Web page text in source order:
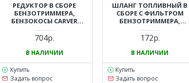
РЕДУКТОР В СБОРЕ
БЕНЗОТРИММЕРА,
БЕНЗОКОСЫ CARVER
(КАРВЕР) GBC-026, GBC-033,
GBC-043, GBC-052
704р.
В НАЛИЧИИ
Купить
Задать вопрос
ШЛАНГ ТОПЛИВНЫЙ В
СБОРЕ С ФИЛЬТРОМ
БЕНЗОТРИММЕРА,
БЕНЗОКОСЫ CARVER
(КАРВЕР) GBC-026, GBC-033
GBC-043, РВС-043, GBC-052
172р.
В НАЛИЧИИ
Купить
Задать вопрос